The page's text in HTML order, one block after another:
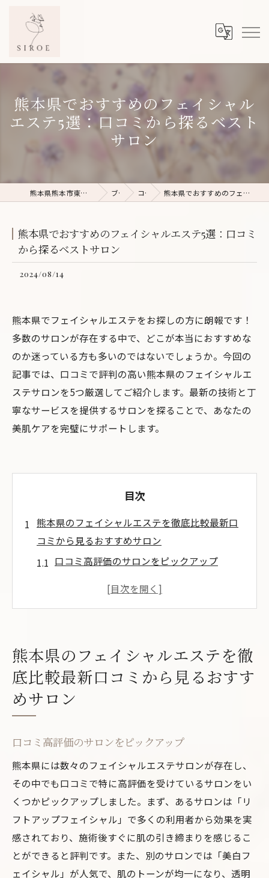
熊本県でおすすめのフェイシャル
エステ5選：口コミから探るベスト
サロン
熊本県熊本市東区のフェイシャルエステならSIROE ブログ コラム 熊本県でおすすめのフェイシャルエステ5選：口コミから探るベストサロン
熊本県でおすすめのフェイシャルエステ5選：口コミ
から探るベストサロン
2024/08/14
熊本県でフェイシャルエステをお探しの方に朗報です！
多数のサロンが存在する中で、どこが本当におすすめな
のか迷っている方も多いのではないでしょうか。今回の
記事では、口コミで評判の高い熊本県のフェイシャルエ
ステサロンを5つ厳選してご紹介します。最新の技術と丁
寧なサービスを提供するサロンを探ることで、あなたの
美肌ケアを完璧にサポートします。
目次
熊本県のフェイシャルエステを徹底比較最新口
コミから見るおすすめサロン
口コミ高評価のサロンをピックアップ
フェイシャルエステの技術とサービス内容
リラックスできるサロンのポイント
最新技術を導入したフェイシャルエステ
フェイシャルエステ初心者でも安心熊本県の人
初心者向けのフェイシャルエステとは
初回体験コースの魅力
サロン選びのポイント
口コミで安心の人気サロン
お試しコースで手軽に体験
初心者におすすめのケアメニュー
口コミで選ぶ熊本県のフェイシャルエステ高評
熊本県のフェイシャルエステを徹
底比較最新口コミから見るおすす
めサロン
口コミ高評価のサロンをピックアップ
熊本県には数々のフェイシャルエステサロンが存在し、
その中でも口コミで特に高評価を受けているサロンをい
くつかピックアップしました。まず、あるサロンは「リ
フトアップフェイシャル」で多くの利用者から効果を実
感されており、施術後すぐに肌の引き締まりを感じるこ
とができると評判です。また、別のサロンでは「美白フ
ェイシャル」が人気で、肌のトーンが均一になり、透明